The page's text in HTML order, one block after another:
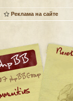
Реклама на сайте